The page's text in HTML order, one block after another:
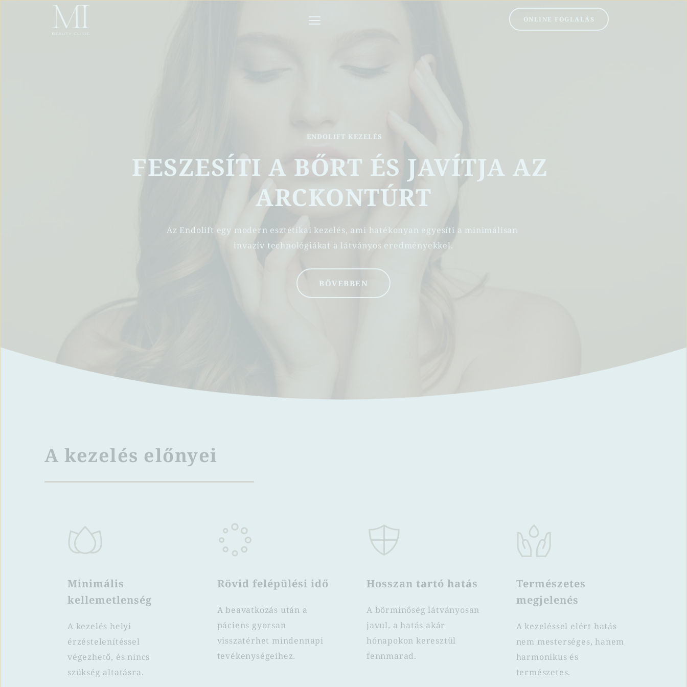
ONLINE FOGLALÁS
ENDOLIFT KEZELÉS
FESZESÍTI A BŐRT ÉS JAVÍTJA AZ
ARCKONTÚRT
Az Endolift egy modern esztétikai kezelés, ami hatékonyan egyesíti a minimálisan
invazív technológiákat a látványos eredményekkel.
BŐVEBBEN
A kezelés előnyei
Minimális
kellemetlenség
A kezelés helyi
érzéstelenítéssel
végezhető, és nincs
szükség altatásra.
Rövid felépülési idő
A beavatkozás után a
páciens gyorsan
visszatérhet mindennapi
tevékenységeihez.
Hosszan tartó hatás
A bőrminőség látványosan
javul, a hatás akár
hónapokon keresztül
fennmarad.
Természetes
megjelenés
A kezeléssel elért hatás
nem mesterséges, hanem
harmonikus és
természetes.